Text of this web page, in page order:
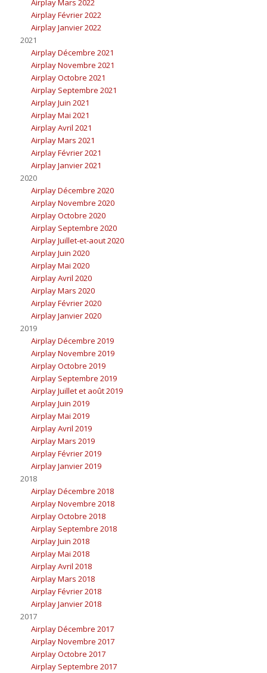
Airplay Mars 2022
Airplay Février 2022
Airplay Janvier 2022
2021
Airplay Décembre 2021
Airplay Novembre 2021
Airplay Octobre 2021
Airplay Septembre 2021
Airplay Juin 2021
Airplay Mai 2021
Airplay Avril 2021
Airplay Mars 2021
Airplay Février 2021
Airplay Janvier 2021
2020
Airplay Décembre 2020
Airplay Novembre 2020
Airplay Octobre 2020
Airplay Septembre 2020
Airplay Juillet-et-aout 2020
Airplay Juin 2020
Airplay Mai 2020
Airplay Avril 2020
Airplay Mars 2020
Airplay Février 2020
Airplay Janvier 2020
2019
Airplay Décembre 2019
Airplay Novembre 2019
Airplay Octobre 2019
Airplay Septembre 2019
Airplay Juillet et août 2019
Airplay Juin 2019
Airplay Mai 2019
Airplay Avril 2019
Airplay Mars 2019
Airplay Février 2019
Airplay Janvier 2019
2018
Airplay Décembre 2018
Airplay Novembre 2018
Airplay Octobre 2018
Airplay Septembre 2018
Airplay Juin 2018
Airplay Mai 2018
Airplay Avril 2018
Airplay Mars 2018
Airplay Février 2018
Airplay Janvier 2018
2017
Airplay Décembre 2017
Airplay Novembre 2017
Airplay Octobre 2017
Airplay Septembre 2017